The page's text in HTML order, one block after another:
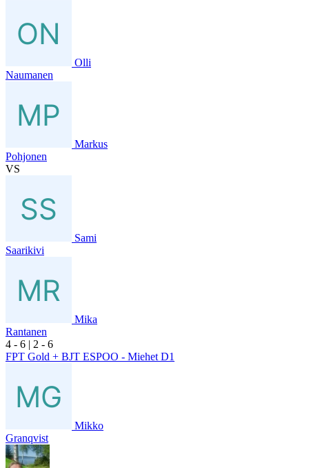
Olli
Naumanen
Markus
Pohjonen
VS
Sami
Saarikivi
Mika
Rantanen
4 - 6 | 2 - 6
FPT Gold + BJT ESPOO - Miehet D1
Mikko
Granqvist